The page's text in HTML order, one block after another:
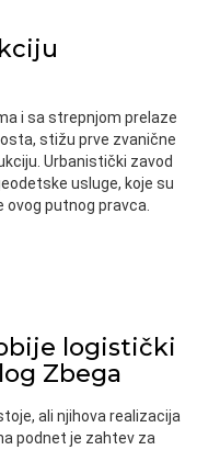
i sa strepnjom prelaze
stižu prve zvanične
Urbanistički zavod
usluge, koje su
putnog pravca.
logistički
Zbega
ali njihova realizacija
podnet je zahtev za